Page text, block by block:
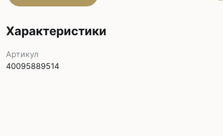
Характеристики
Артикул
40095889514